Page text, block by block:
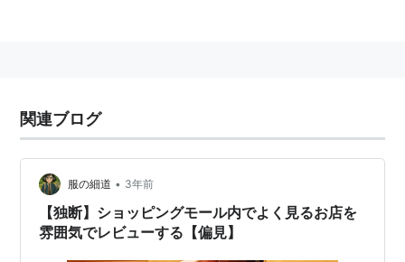
ドの影響もあり経営悪化、2015年9月9日付で破産申
請。
クイックシルバー
X-Menに登場するミュータント。時速800kmで移動で
きる。
関連ブログ
服の細道 • 3年前
【独断】ショッピングモール内でよく見るお店を
雰囲気でレビューする【偏見】